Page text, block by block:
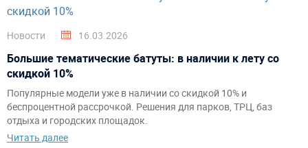
Новости 16.03.2026
Большие тематические батуты: в наличии к лету со
скидкой 10%
Популярные модели уже в наличии со скидкой 10% и
беспроцентной рассрочкой. Решения для парков, ТРЦ, баз
отдыха и городских площадок.
Читать далее